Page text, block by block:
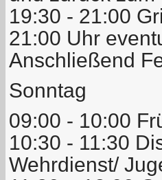
19:30 - 21:00
21:00 Uhr
Anschließend
Sonntag
09:00 - 10:00
10:30 - 11:30
Wehrdienst/